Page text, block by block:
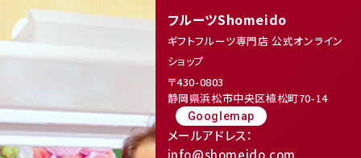
フルーツShomeido
ギフトフルーツ専門店 公式オンライン
ショップ
〒430-0803
静岡県浜松市中央区植松町70-14
Googlemap
メールアドレス：